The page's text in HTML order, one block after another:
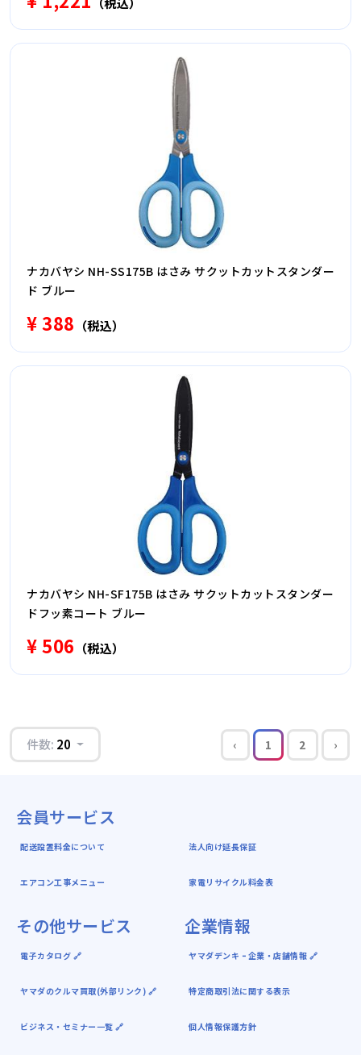
ナカバヤシ NH-SS175B はさみ サクットカットスタンダー
ド ブルー
¥ 388 （税込）
ナカバヤシ NH-SF175B はさみ サクットカットスタンダー
ドフッ素コート ブルー
¥ 506 （税込）
件数: 20 ‹ 1 2 ›
会員サービス
配送設置料金について
エアコン工事メニュー
法人向け延長保証
家電リサイクル料金表
その他サービス
電子カタログ 🔗
ヤマダのクルマ買取(外部リンク) 🔗
ビジネス・セミナー一覧 🔗
企業情報
ヤマダデンキ ｰ 企業・店舗情報 🔗
特定商取引法に関する表示
個人情報保護方針